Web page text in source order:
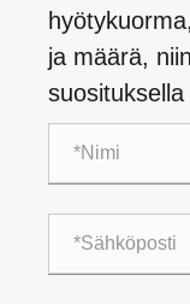
ja määrä,